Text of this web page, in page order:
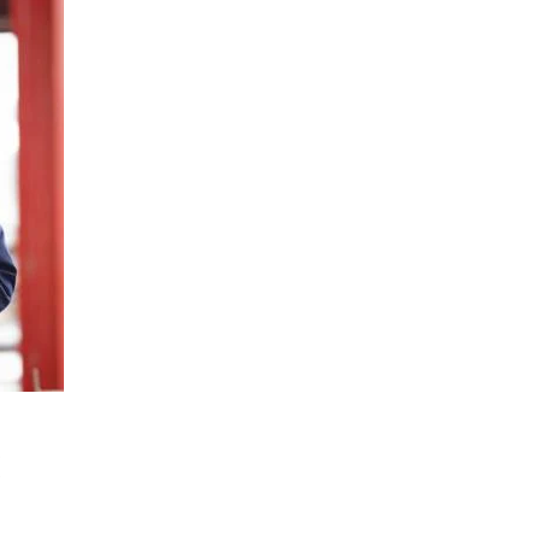
al biologico italiano